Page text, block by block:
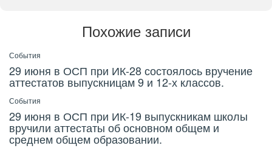
Похожие записи
События
29 июня в ОСП при ИК-28 состоялось вручение
аттестатов выпускницам 9 и 12-х классов.
События
29 июня в ОСП при ИК-19 выпускникам школы
вручили аттестаты об основном общем и
среднем общем образовании.